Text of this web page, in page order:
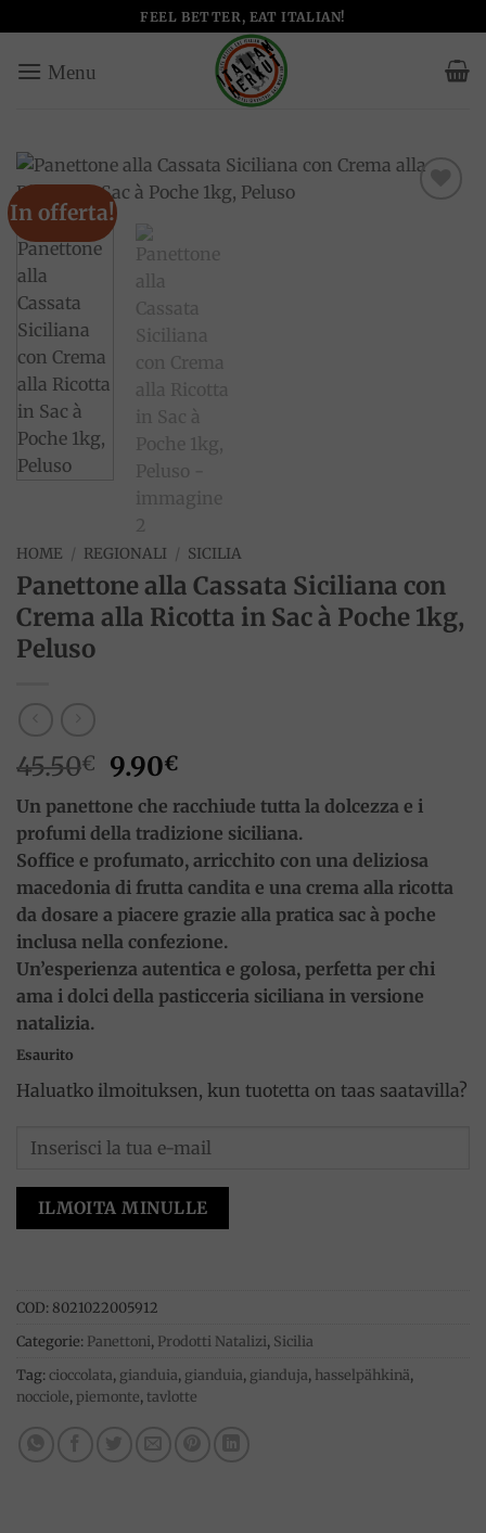
ai
contenuti
FEEL BETTER, EAT ITALIAN!
In offerta!
HOME / REGIONALI / SICILIA
Panettone alla Cassata Siciliana con
Crema alla Ricotta in Sac à Poche 1kg,
Peluso
45.50€ Il
prezzo
originale
era:
45.50€.
9.90€Il
prezzo
attuale
è:
9.90€.
Un panettone che racchiude tutta la dolcezza e i
profumi della tradizione siciliana.
Soffice e profumato, arricchito con una deliziosa
macedonia di frutta candita e una crema alla ricotta
da dosare a piacere grazie alla pratica sac à poche
inclusa nella confezione.
Un’esperienza autentica e golosa, perfetta per chi
ama i dolci della pasticceria siciliana in versione
natalizia.
Esaurito
Haluatko ilmoituksen, kun tuotetta on taas saatavilla?
ILMOITA MINULLE
COD: 8021022005912
Categorie: Panettoni, Prodotti Natalizi, Sicilia
Tag: cioccolata, gianduia, gianduia, gianduja, hasselpähkinä,
nocciole, piemonte, tavlotte